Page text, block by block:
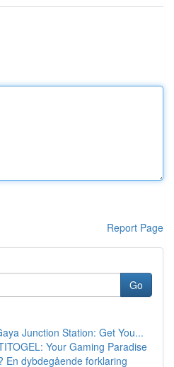
Report Page
Go
Junction Station: Get You...
Your Gaming Paradise
En dybdegående forklaring